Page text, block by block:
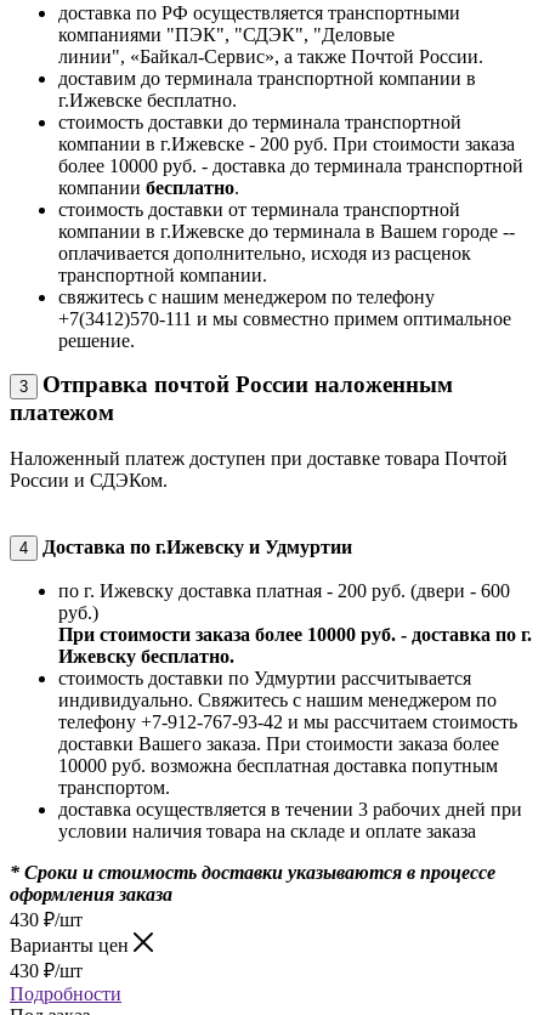
доставка по РФ осуществляется транспортными
компаниями "ПЭК", "СДЭК", "Деловые
линии", «Байкал-Сервис», а также Почтой России.
доставим до терминала транспортной компании в
г.Ижевске бесплатно.
стоимость доставки до терминала транспортной
компании в г.Ижевске - 200 руб. При стоимости заказа
более 10000 руб. - доставка до терминала транспортной
компании бесплатно.
стоимость доставки от терминала транспортной
компании в г.Ижевске до терминала в Вашем городе --
оплачивается дополнительно, исходя из расценок
транспортной компании.
свяжитесь с нашим менеджером по телефону
+7(3412)570-111 и мы совместно примем оптимальное
решение.
3
Отправка почтой России наложенным
платежом
Наложенный платеж доступен при доставке товара Почтой
России и СДЭКом.
4 Доставка по г.Ижевску и Удмуртии
по г. Ижевску доставка платная - 200 руб. (двери - 600
руб.)
При стоимости заказа более 10000 руб. - доставка по г.
Ижевску бесплатно.
стоимость доставки по Удмуртии рассчитывается
индивидуально. Свяжитесь с нашим менеджером по
телефону +7-912-767-93-42 и мы рассчитаем стоимость
доставки Вашего заказа. При стоимости заказа более
10000 руб. возможна бесплатная доставка попутным
транспортом.
доставка осуществляется в течении 3 рабочих дней при
условии наличия товара на складе и оплате заказа
* Сроки и стоимость доставки указываются в процессе
оформления заказа
430 ₽/шт
Варианты цен
430 ₽/шт
Подробности